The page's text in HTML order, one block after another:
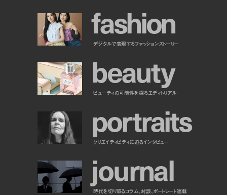
fashion
デジタルで表現するファッションストーリー
beauty
ビューティの可能性を探るエディトリアル
portraits
クリエイティビティに迫るインタビュー
journal
時代を切り取るコラム、対談、ポートレート連載